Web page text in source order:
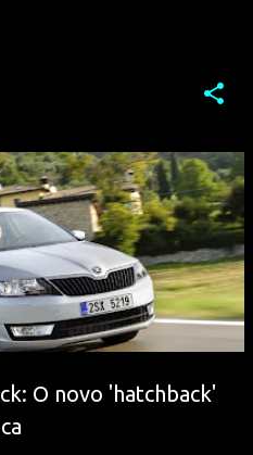
O novo 'hatchback'